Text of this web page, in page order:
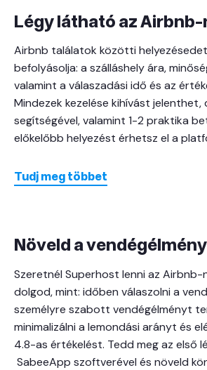
Légy látható az Airbnb-
Airbnb találatok közötti
befolyásolja: a szálláshely ára,
valamint a válaszadási idő és az
Mindezek kezelése kihívást jelenthet,
segítségével, valamint 1-2 praktika
előkelőbb helyezést érhetsz el a
Tudj meg többet
Növeld a
Szeretnél Superhost lenni az Airbnb-
dolgod, mint: időben válaszolni a
személyre szabott vendégélményt
minimalizálni a lemondási arányt és
4.8-as értékelést. Tedd meg az első
SabeeApp szoftverével és növeld